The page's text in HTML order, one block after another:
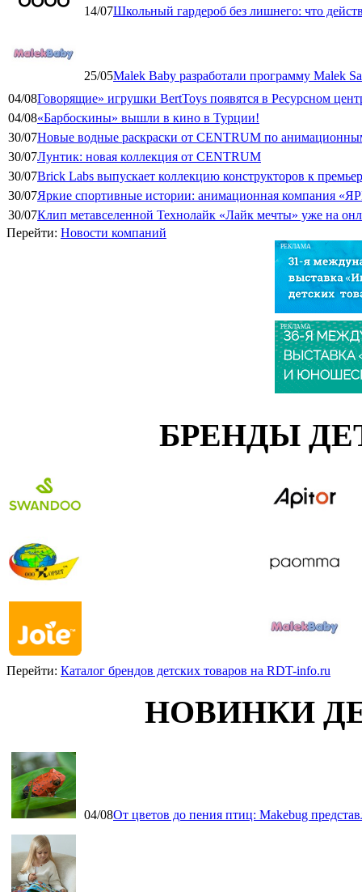
14/07Школьный гардероб без лишнего: что
25/05Malek Baby разработали программу Malek
04/08Говорящие» игрушки BertToys появятся в Ресурсном
04/08«Барбоскины» вышли в кино в Турции!
30/07Новые водные раскраски от CENTRUM по
30/07Лунтик: новая коллекция от CENTRUM
30/07Brick Labs выпускает коллекцию конструкторов к
30/07Яркие спортивные истории: анимационная компания
30/07Клип метавселенной Технолайк «Лайк мечты» уже на
Перейти: Новости компаний
РЕКЛАМА
РЕКЛАМА
БРЕНДЫ
Перейти: Каталог брендов детских товаров на RDT-info.ru
НОВИНКИ
04/08От цветов до пения птиц: Makebug